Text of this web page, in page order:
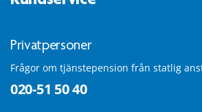
Privatpersoner
Frågor om tjänstepension från statlig
020-51 50 40